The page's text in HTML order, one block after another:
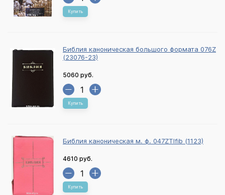
Купить
Библия каноническая большого формата 076Z
(23076-23)
5060 руб.
Купить
Библия каноническая м. ф. 047ZTIfib (1123)
4610 руб.
Купить